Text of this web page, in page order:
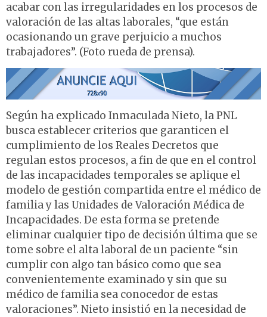
acabar con las irregularidades en los procesos de
valoración de las altas laborales, “que están
ocasionando un grave perjuicio a muchos
trabajadores”. (Foto rueda de prensa).
Según ha explicado Inmaculada Nieto, la PNL
busca establecer criterios que garanticen el
cumplimiento de los Reales Decretos que
regulan estos procesos, a fin de que en el control
de las incapacidades temporales se aplique el
modelo de gestión compartida entre el médico de
familia y las Unidades de Valoración Médica de
Incapacidades. De esta forma se pretende
eliminar cualquier tipo de decisión última que se
tome sobre el alta laboral de un paciente “sin
cumplir con algo tan básico como que sea
convenientemente examinado y sin que su
médico de familia sea conocedor de estas
valoraciones”. Nieto insistió en la necesidad de